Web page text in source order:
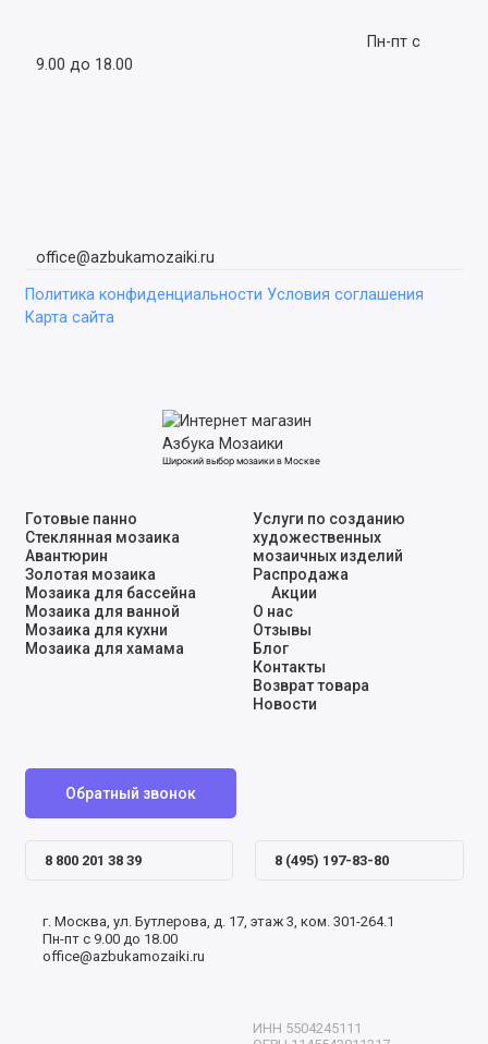
Пн-пт с
9.00 до 18.00
office@azbukamozaiki.ru
Политика конфиденциальности Условия соглашения
Карта сайта
Широкий выбор мозаики в Москве
Готовые панно
Стеклянная мозаика
Авантюрин
Золотая мозаика
Мозаика для бассейна
Мозаика для ванной
Мозаика для кухни
Мозаика для хамама
Услуги по созданию
художественных
мозаичных изделий
Распродажа
Акции
О нас
Отзывы
Блог
Контакты
Возврат товара
Новости
Обратный звонок
8 800 201 38 39 8 (495) 197-83-80
г. Москва, ул. Бутлерова, д. 17, этаж 3, ком. 301-264.1
Пн-пт с 9.00 до 18.00
office@azbukamozaiki.ru
ИНН 5504245111